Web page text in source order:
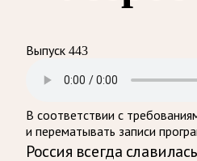
Выпуск 443
В соответствии с
и перематывать записи
Россия всегда